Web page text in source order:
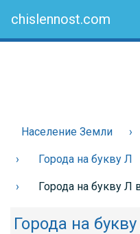
chislennost.com
Население Земли
Города на букву Л
Города на букву Л
Города на